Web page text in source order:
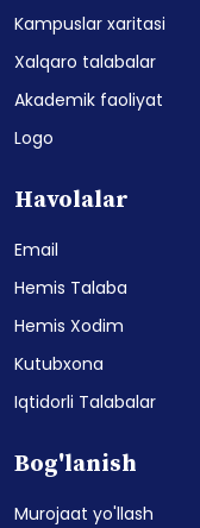
Kampuslar xaritasi
Xalqaro talabalar
Akademik faoliyat
Logo
Havolalar
Email
Hemis Talaba
Hemis Xodim
Kutubxona
Iqtidorli Talabalar
Bog'lanish
Murojaat yo'llash